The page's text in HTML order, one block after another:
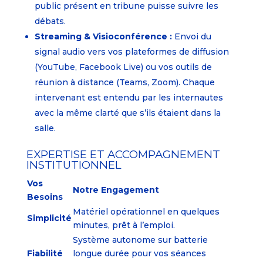
public présent en tribune puisse suivre les
débats.
Streaming & Visioconférence :Envoi du
signal audio vers vos plateformes de diffusion
(YouTube, Facebook Live) ou vos outils de
réunion à distance (Teams, Zoom). Chaque
intervenant est entendu par les internautes
avec la même clarté que s’ils étaient dans la
salle.
EXPERTISE ET ACCOMPAGNEMENT
INSTITUTIONNEL
Vos
Besoins
Notre Engagement
Simplicité
Matériel opérationnel en quelques
minutes, prêt à l’emploi.
Fiabilité
Système autonome sur batterie
longue durée pour vos séances